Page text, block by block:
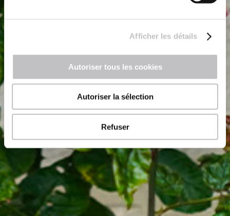
Afficher les détails
Autoriser tous les cookies
Autoriser la sélection
Refuser